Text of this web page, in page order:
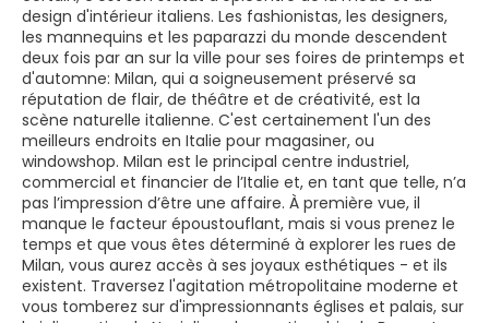
design d'intérieur italiens. Les fashionistas, les designers,
les mannequins et les paparazzi du monde descendent
deux fois par an sur la ville pour ses foires de printemps et
d'automne: Milan, qui a soigneusement préservé sa
réputation de flair, de théâtre et de créativité, est la
scène naturelle italienne. C'est certainement l'un des
meilleurs endroits en Italie pour magasiner, ou
windowshop. Milan est le principal centre industriel,
commercial et financier de l’Italie et, en tant que telle, n’a
pas l’impression d’être une affaire. À première vue, il
manque le facteur époustouflant, mais si vous prenez le
temps et que vous êtes déterminé à explorer les rues de
Milan, vous aurez accès à ses joyaux esthétiques - et ils
existent. Traversez l'agitation métropolitaine moderne et
vous tomberez sur d'impressionnants églises et palais, sur